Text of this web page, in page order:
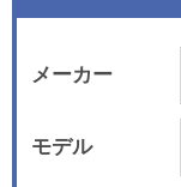
メーカー
モデル